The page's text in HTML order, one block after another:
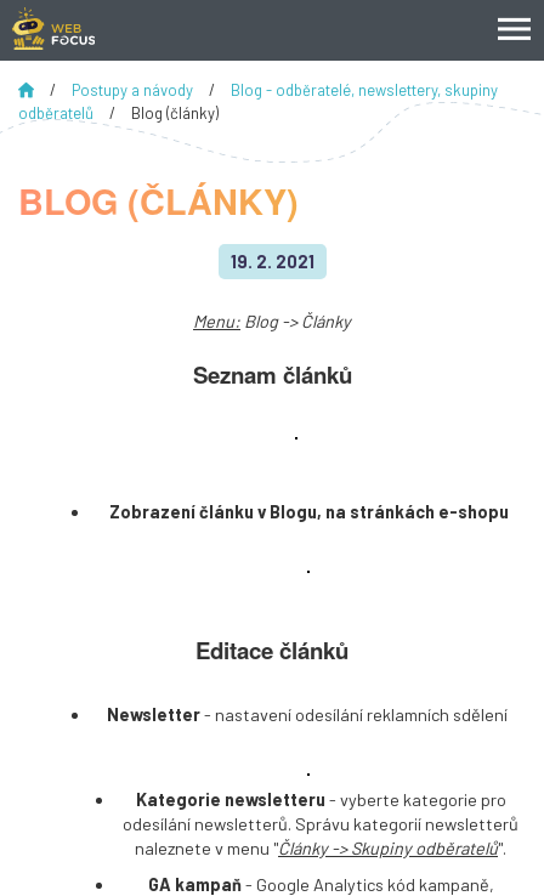
BLOG (ČLÁNKY)
/ Postupy a návody /
Blog - odběratelé, newslettery, skupiny
odběratelů
/ Blog (články)
19. 2. 2021
Menu: Blog -> Články
Seznam článků
Zobrazení článku v Blogu, na stránkách e-shopu
Editace článků
Newsletter- nastavení odesílání reklamních sdělení
Kategorie newsletteru - vyberte kategorie pro
odesílání newsletterů. Správu kategorií newsletterů
naleznete v menu "Články ->Skupiny odběratelů".
GA kampaň- Google Analytics kód kampaně,